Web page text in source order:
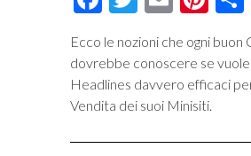
Ecco le nozioni che ogni
dovrebbe conoscere se
Headlines davvero efficaci
Vendita dei suoi Minisiti.